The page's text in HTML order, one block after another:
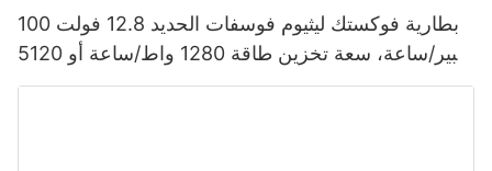
بطارية فوكستك ليثيوم فوسفات الحديد 12.8 فولت 100
أمبير/ساعة، سعة تخزين طاقة 1280 واط/ساعة أو 5120
واط/ساعة، مقاومة للماء والغبار بمعيار IP65، مناسبة